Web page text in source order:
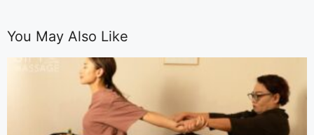
You May Also Like